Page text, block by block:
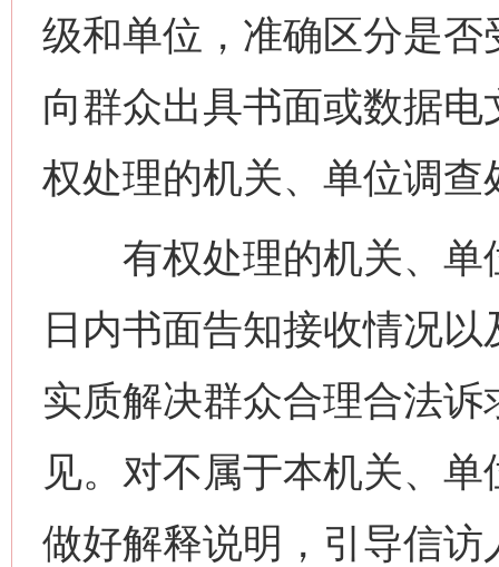
级和单位，准确区分是
向群众出具书面或数据
权处理的机关、单位调查
有权处理的机关、单
日内书面告知接收情况
实质解决群众合理合法
见。对不属于本机关、
做好解释说明，引导信